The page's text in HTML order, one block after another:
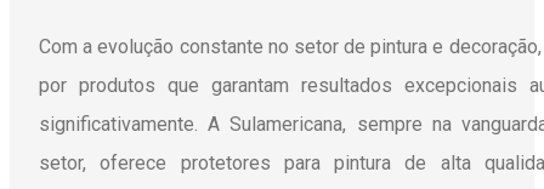
Com a evolução constante no setor de pintura e
por produtos que garantam resultados excepcionais
significativamente. A Sulamericana, sempre na
setor, oferece protetores para pintura de alta